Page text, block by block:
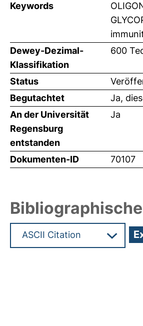
Keywords
Dewey-Dezimal-
Klassifikation
600
Status
Begutachtet
Ja,
An der Universität
Regensburg
entstanden
Ja
Dokumenten-ID 70107